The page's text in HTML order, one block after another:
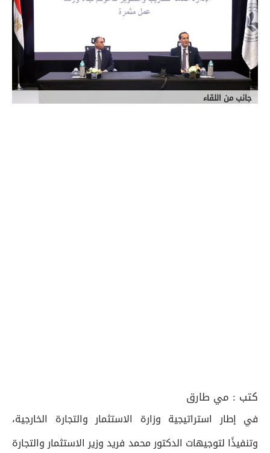
جانب من اللقاء
كتب : مي طارق
في إطار استراتيجية وزارة الاستثمار والتجارة الخارجية،
وتنفيذًا لتوجيهات الدكتور محمد فريد وزير الاستثمار والتجارة